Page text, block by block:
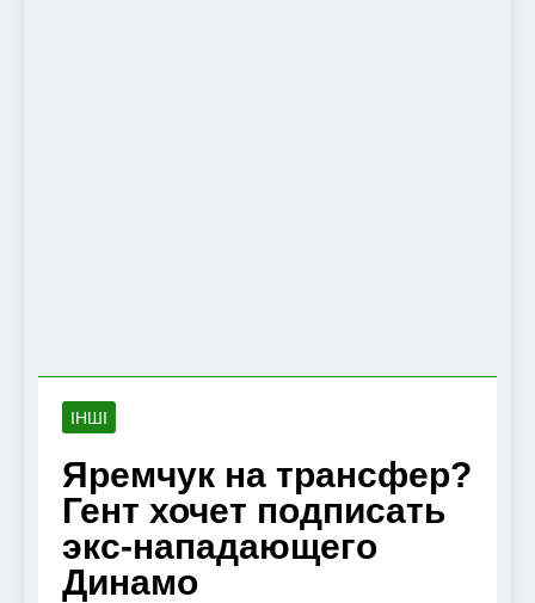
ІНШІ
Яремчук на трансфер?
Гент хочет подписать
экс-нападающего
Динамо